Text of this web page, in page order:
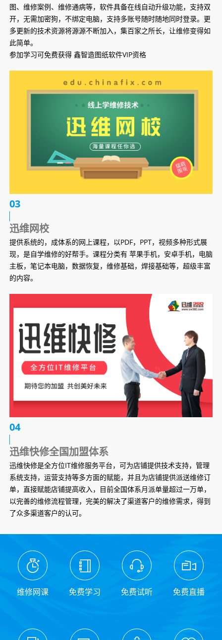
图、维修案例、维修通病等，软件具备在线自动升级功能，支持双
开，无需加密狗，不绑定电脑，支持多账号随时随地同时登录。更
多更新的技术资源将源源不断加入，集百家之所长，让维修变得如
此简单。
参加学习可免费获得 鑫智造图纸软件VIP资格
03
迅维网校
提供系统的，成体系的网上课程，以PDF，PPT，视频多种形式展
现，是自学维修的好帮手。课程分类有 苹果手机，安卓手机，电脑
主板，笔记本电脑，数据恢复，维修基础，焊接基础等，超级丰富
的内容。
04
迅维快修全国加盟体系
迅维快修是全方位IT维修服务平台，可为店铺提供技术支持，管理
系统支持，运营支持等多方面的赋能，并且为店铺提供派送维修订
单，直接赋能店铺提高收入，目前全国体系月派单量超过一万单，
以完善的维修流程管理，完美的解决了渠道客户的维修需求，得到
了众多渠道客户的认可。
维修网课 免费学习 免费试听 免费直播